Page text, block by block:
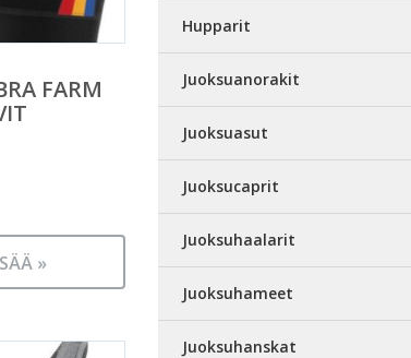
FARM
»
Hupparit
Juoksuanorakit
Juoksuasut
Juoksucaprit
Juoksuhaalarit
Juoksuhameet
Juoksuhanskat